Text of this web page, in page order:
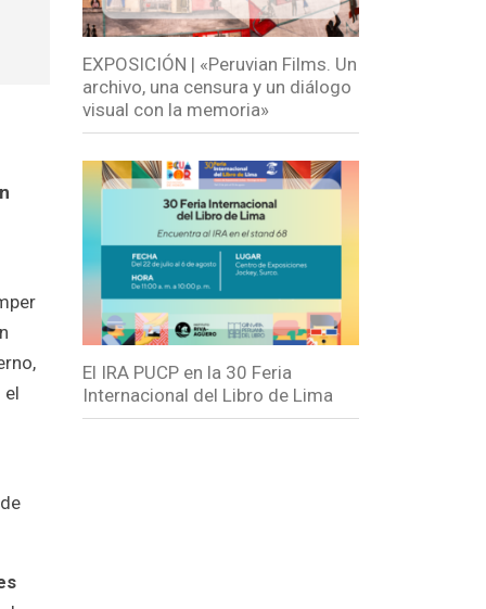
el
EXPOSICIÓN | «Peruvian Films. Un
archivo, una censura y un diálogo
visual con la memoria»
El IRA PUCP en la 30 Feria
Internacional del Libro de Lima